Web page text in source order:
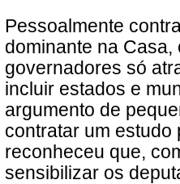
Pessoalmente
dominante na
governadores só
incluir estados e
argumento de
contratar um
reconheceu que,
sensibilizar os